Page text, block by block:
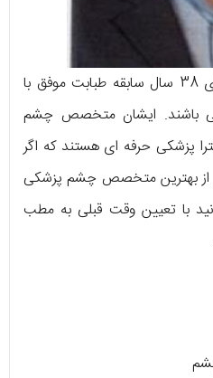
دکتر علی حکیمی رحمانی دارای 38 سال سابقه طبابت موفق با
نظام پزشکی 24111 می باشند. ایشان متخصص چشم
پزشکی حرفه ای هستند که اگر
از بهترین متخصص چشم پزشکی
با تعیین وقت قبلی به مطب